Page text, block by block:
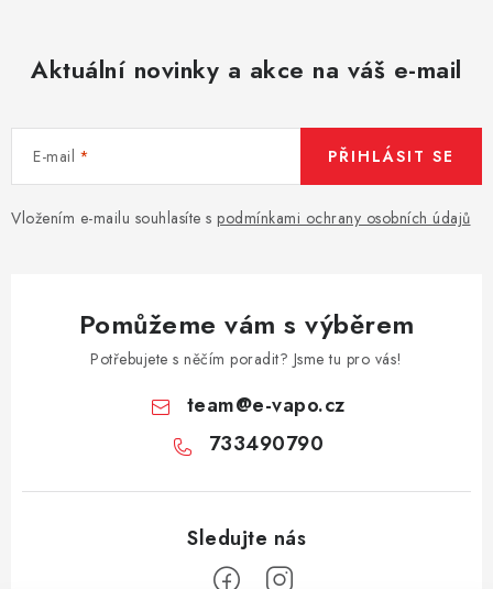
Aktuální novinky a akce na váš e-mail
E-mail
Vložením e-mailu souhlasíte s podmínkami ochrany osobních údajů
PŘIHLÁSIT SE
Pomůžeme vám s výběrem
Potřebujete s něčím poradit? Jsme tu pro vás!
team@e-vapo.cz
733490790